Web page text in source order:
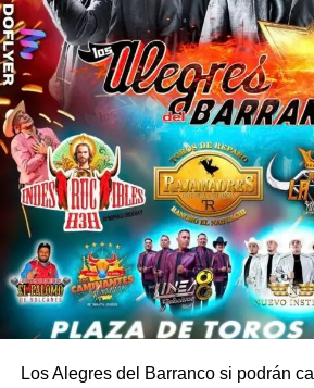
Los Alegres del Barranco si podrán